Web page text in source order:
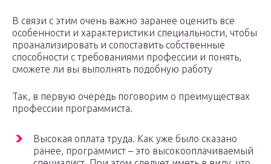
В связи с этим очень важно заранее оценить все
особенности и характеристики специальности, чтобы
проанализировать и сопоставить собственные
способности с требованиями профессии и понять,
сможете ли вы выполнять подобную работу
Так, в первую очередь поговорим о преимуществах
профессии программиста.
Высокая оплата труда. Как уже было сказано
ранее, программист – это высокооплачиваемый